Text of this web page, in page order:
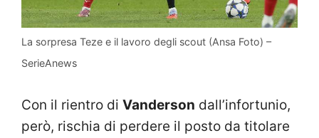
La sorpresa Teze e il lavoro degli scout (Ansa Foto) –
SerieAnews
Con il rientro di Vanderson dall’infortunio,
però, rischia di perdere il posto da titolare